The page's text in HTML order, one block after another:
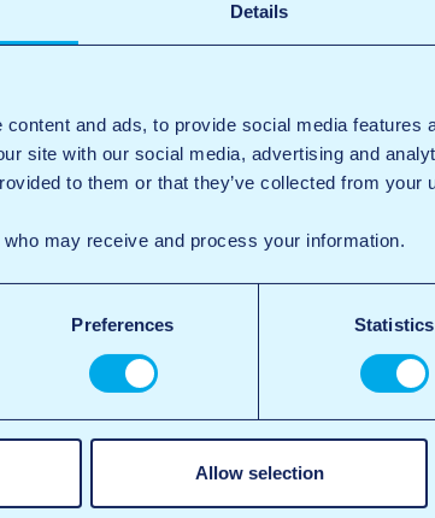
Details
and ads, to provide social media features
site with our social media, advertising and
to them or that they’ve collected from your
who may receive and process your information.
Preferences Statistics
Allow selection
Centres de lavage
haute pression